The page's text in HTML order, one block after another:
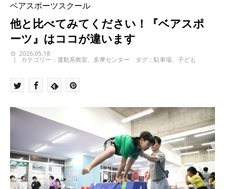
ベアスポーツスクール
他と比べてみてください！『ベアスポ
ーツ』はココが違います
2026.05.18
カテゴリー：運動系教室、多摩センター タグ：駐車場、子ども